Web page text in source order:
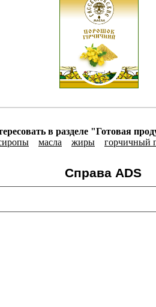
в разделе "Готовая
масла жиры горчичный
Справа ADS